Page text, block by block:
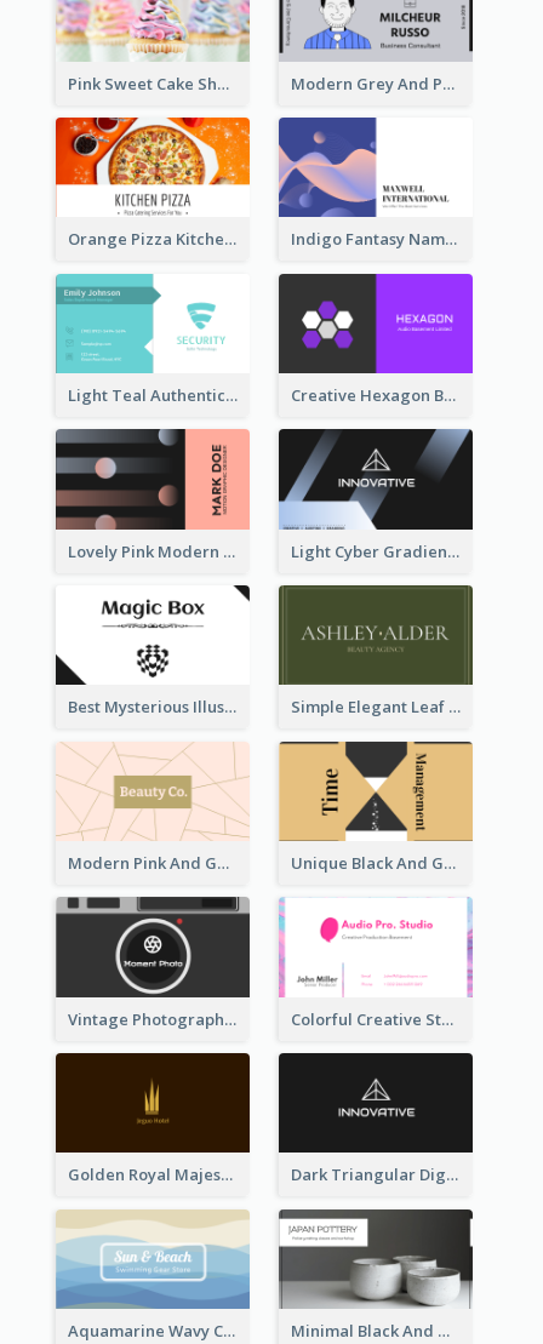
Pink Sweet Cake Shop Business Card Modern Grey And Purple Business Consultant Card
Orange Pizza Kitchen Business Card Indigo Fantasy Name card Design For Creatives
Light Teal Authentic Security Business Card Design Creative Hexagon Business Card Design Template
Lovely Pink Modern Business Card Layout Light Cyber Gradient Digital Business Card Template
Best Mysterious Illusion Business Card Maker Simple Elegant Leaf Green Business Card Templates
Modern Pink And Gold Polygon Personal Business Card Maker Unique Black And Gold Geometric Business Card Templates
Vintage Photographer Business Card Design Colorful Creative Studio Business Card Layout
Golden Royal Majestic Business Card Designs Dark Triangular Digital Business Card Templates
Aquamarine Wavy Creative Business Card Templates Minimal Black And White Pottery Business Card